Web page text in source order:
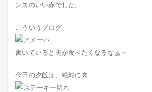
ンスのいい赤でした。
こういうブログ
書いていると肉が食べたくなるなぁ～
今日の夕飯は、絶対に肉